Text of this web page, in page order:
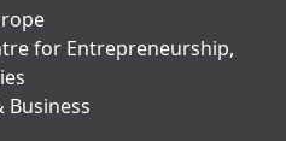
for Entrepreneurship,
Business